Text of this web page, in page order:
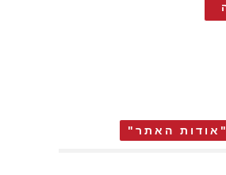
"אודות האתר"